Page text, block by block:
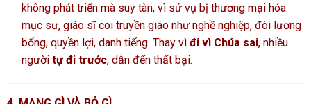
không phát triển mà suy tàn, vì sứ vụ bị thương mại hóa:
mục sư, giáo sĩ coi truyền giáo như nghề nghiệp, đòi lương
bổng, quyền lợi, danh tiếng. Thay vì đi vì Chúa sai, nhiều
người tự đi trước, dẫn đến thất bại.